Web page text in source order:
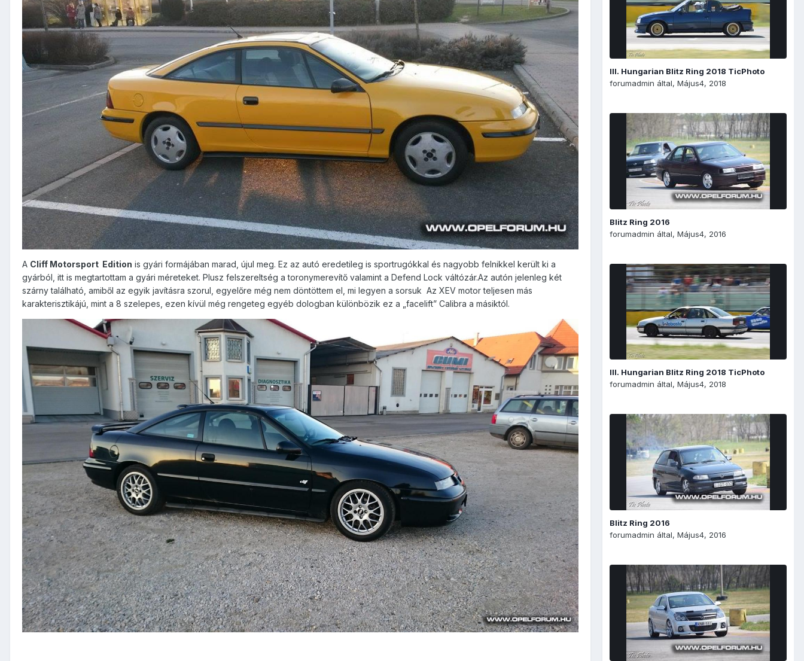
A Cliff Motorsport Edition is gyári formájában marad, újul meg. Ez az autó eredetileg is sportrugókkal és nagyobb felnikkel került ki a
gyárból, itt is megtartottam a gyári méreteket. Plusz felszereltség a toronymerevítő valamint a Defend Lock váltózár.Az autón jelenleg két
szárny található, amiből az egyik javításra szorul, egyelőre még nem döntöttem el, mi legyen a sorsuk Az XEV motor teljesen más
karakterisztikájú, mint a 8 szelepes, ezen kívül még rengeteg egyéb dologban különbözik ez a „facelift” Calibra a másiktól.
III. Hungarian Blitz Ring 2018 TicPhoto
forumadmin által, Május4, 2018
Blitz Ring 2016
forumadmin által, Május4, 2016
III. Hungarian Blitz Ring 2018 TicPhoto
forumadmin által, Május4, 2018
Blitz Ring 2016
forumadmin által, Május4, 2016